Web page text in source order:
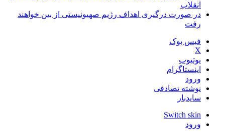
انقلاب
در صورت درگیری اهداف رژیم صهیونیستی از بین خواهند
رفت
فیس بوک
X
یوتیوب
اینستاگرام
ورود
نوشته تصادفی
سایدبار
Switch skin
ورود